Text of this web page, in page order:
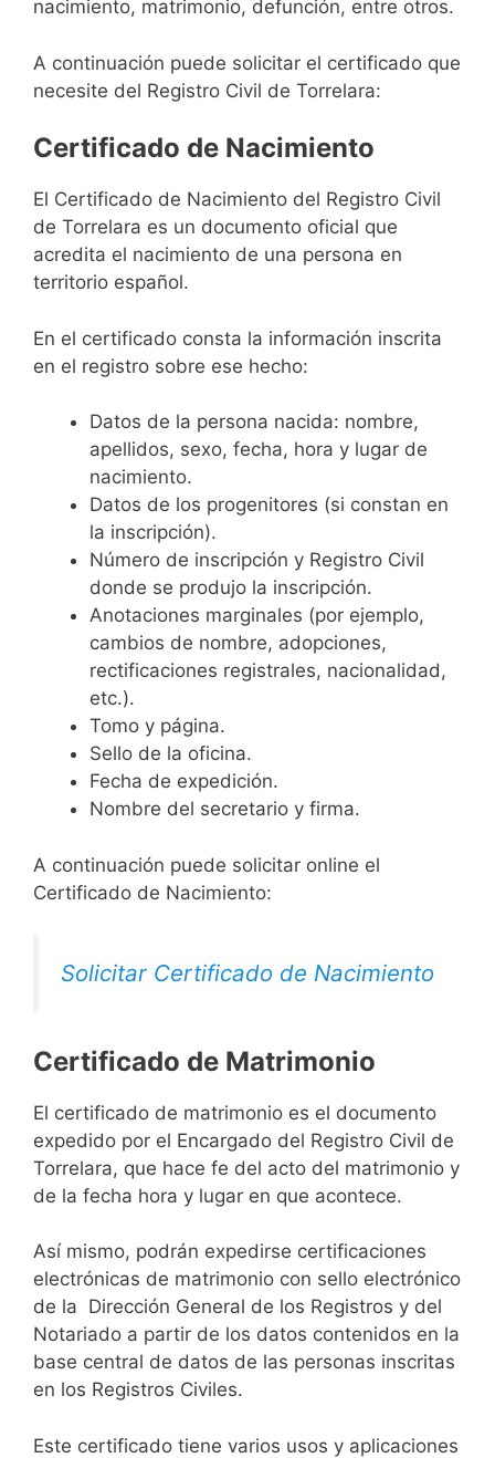
nacimiento, matrimonio, defunción, entre otros.
A continuación puede solicitar el certificado que
necesite del Registro Civil de Torrelara:
Certificado de Nacimiento
El Certificado de Nacimiento del Registro Civil
de Torrelara es un documento oficial que
acredita el nacimiento de una persona en
territorio español.
En el certificado consta la información inscrita
en el registro sobre ese hecho:
Datos de la persona nacida: nombre,
apellidos, sexo, fecha, hora y lugar de
nacimiento.
Datos de los progenitores (si constan en
la inscripción).
Número de inscripción y Registro Civil
donde se produjo la inscripción.
Anotaciones marginales (por ejemplo,
cambios de nombre, adopciones,
rectificaciones registrales, nacionalidad,
etc.).
Tomo y página.
Sello de la oficina.
Fecha de expedición.
Nombre del secretario y firma.
A continuación puede solicitar online el
Certificado de Nacimiento:
Solicitar Certificado de Nacimiento
Certificado de Matrimonio
El certificado de matrimonio es el documento
expedido por el Encargado del Registro Civil de
Torrelara, que hace fe del acto del matrimonio y
de la fecha hora y lugar en que acontece.
Así mismo, podrán expedirse certificaciones
electrónicas de matrimonio con sello electrónico
de la Dirección General de los Registros y del
Notariado a partir de los datos contenidos en la
base central de datos de las personas inscritas
en los Registros Civiles.
Este certificado tiene varios usos y aplicaciones